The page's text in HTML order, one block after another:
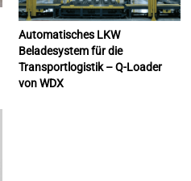
Automatisches LKW
Beladesystem für die
Transportlogistik – Q-Loader
von WDX